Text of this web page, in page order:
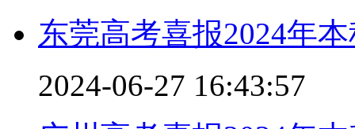
东莞高考喜报2024年
2024-06-27 16:43:57